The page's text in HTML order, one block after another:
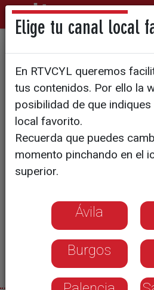
"Merecían más los
burgaleses"
Elige tu canal local
En RTVCYL queremos
tus contenidos. Por ello la
posibilidad de que
local favorito.
Recuerda que puedes
momento pinchando en el
superior.
Ávila
Burgos